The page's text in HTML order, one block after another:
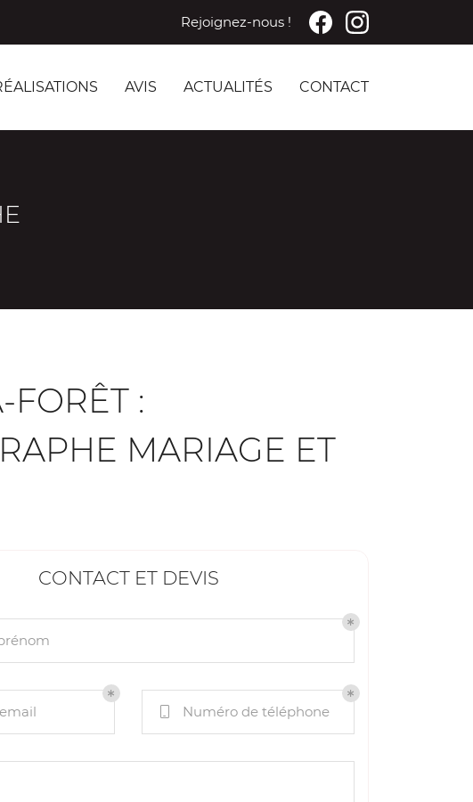
Rejoignez-nous !
AVIS ACTUALITÉS CONTACT
FORÊT :
MARIAGE ET
CONTACT ET DEVIS
Numéro de téléphone